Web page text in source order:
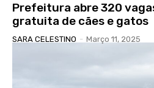
Prefeitura abre 320
gratuita de cães e gatos
SARA CELESTINO - Março 11, 2025